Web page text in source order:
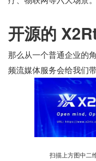
开源的
那么从一个普通企业的
频流媒体服务会给我们
扫描上方图中二